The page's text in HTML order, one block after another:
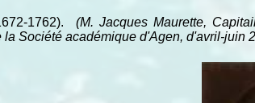
1762).
(M. Jacques Maurette,
Société académique d'Agen, d'avril-juin